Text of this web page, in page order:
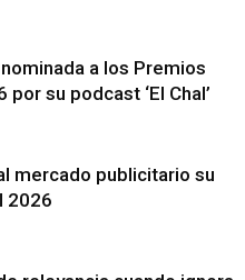
a los Premios
su podcast ‘El Chal’
mercado publicitario su
2026